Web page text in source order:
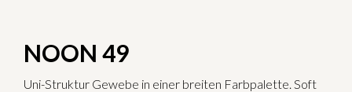
NOON 49
Uni-Struktur Gewebe in einer breiten Farbpalette. Soft